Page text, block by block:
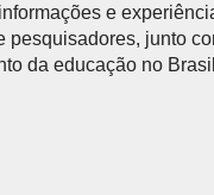
e
junto
da educação no